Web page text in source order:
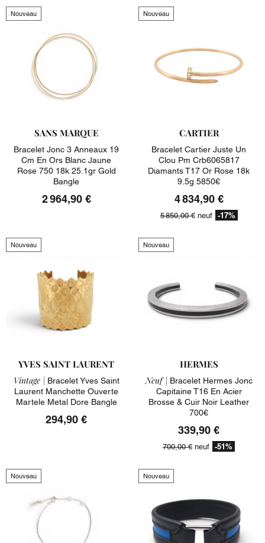
Nouveau
SANS MARQUE
Bracelet Jonc 3 Anneaux 19
Cm En Ors Blanc Jaune
Rose 750 18k 25.1gr Gold
Bangle
2 964,90 €
Nouveau
CARTIER
Bracelet Cartier Juste Un
Clou Pm Crb6065817
Diamants T17 Or Rose 18k
9.5g 5850€
4 834,90 €
5 850,00 €neuf -17%
Nouveau
YVES SAINT LAURENT
Vintage | Bracelet Yves Saint
Laurent Manchette Ouverte
Martele Metal Dore Bangle
294,90 €
Nouveau
HERMES
Neuf | Bracelet Hermes Jonc
Capitaine T16 En Acier
Brosse & Cuir Noir Leather
700€
339,90 €
700,00 € neuf -51%
Nouveau Nouveau